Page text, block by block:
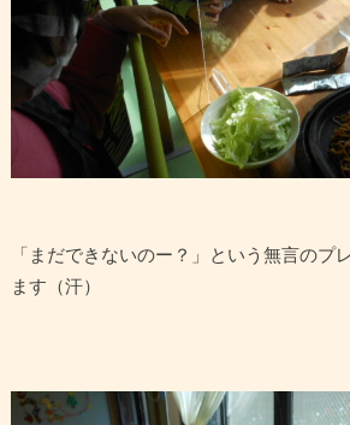
「まだできないのー？」という無言のプ
ます（汗）